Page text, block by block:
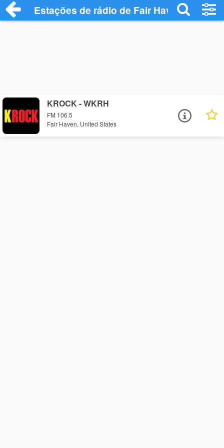
Estações de rádio de Fair Haven - Ouça
KROCK - WKRH
FM 106.5
Fair Haven, United States